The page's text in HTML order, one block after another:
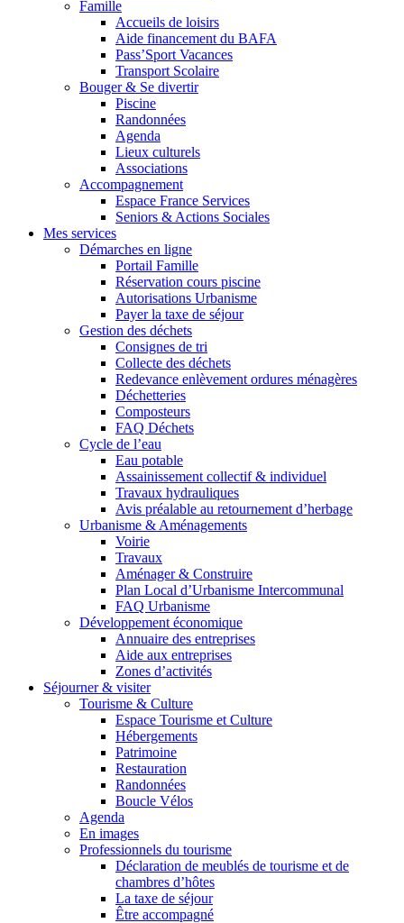
Famille
Accueils de loisirs
Aide financement du BAFA
Pass’Sport Vacances
Transport Scolaire
Bouger & Se divertir
Piscine
Randonnées
Agenda
Lieux culturels
Associations
Accompagnement
Espace France Services
Seniors & Actions Sociales
Mes services
Démarches en ligne
Portail Famille
Réservation cours piscine
Autorisations Urbanisme
Payer la taxe de séjour
Gestion des déchets
Consignes de tri
Collecte des déchets
Redevance enlèvement ordures ménagères
Déchetteries
Composteurs
FAQ Déchets
Cycle de l’eau
Eau potable
Assainissement collectif & individuel
Travaux hydrauliques
Avis préalable au retournement d’herbage
Urbanisme & Aménagements
Voirie
Travaux
Aménager & Construire
Plan Local d’Urbanisme Intercommunal
FAQ Urbanisme
Développement économique
Annuaire des entreprises
Aide aux entreprises
Zones d’activités
Séjourner & visiter
Tourisme & Culture
Espace Tourisme et Culture
Hébergements
Patrimoine
Restauration
Randonnées
Boucle Vélos
Agenda
En images
Professionnels du tourisme
Déclaration de meublés de tourisme et de
chambres d’hôtes
La taxe de séjour
Être accompagné